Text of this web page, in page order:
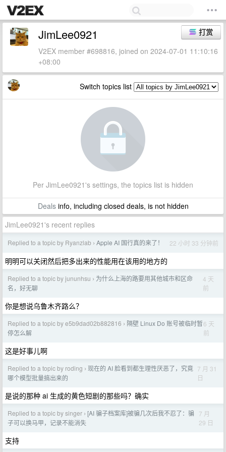
打赏
JimLee0921
V2EX member #698816, joined on 2024-07-01 11:10:16
+08:00
Switch topics list
Per JimLee0921's settings, the topics list is hidden
Dealsinfo, including closed deals, is not hidden
JimLee0921's recent replies
Replied to a topic by Ryanzlab › Apple AI 国行真的来了！ 22 小时 33 分钟前
明明可以关闭然后把多出来的性能用在该用的地方的
Replied to a topic by jununhsu › 为什么上海的路要用其他城市和区命
名，好无聊
4 天
前
你是想说乌鲁木齐路么？
Replied to a topic by e5b9dad02b882816 › 隔壁 Linux Do 账号被临时暂
停怎么解
6 天
前
这是好事儿啊
Replied to a topic by roding › 现在的 AI 脸看到都生理性厌恶了，究竟
哪个模型批量搞出来的
7 月 31
日
是说的那种 ai 生成的黄色短剧的那些吗？确实
Replied to a topic by singer › [AI 骗子档案库]被骗几次后我不忍了：骗
子可以换马甲，记录不能消失
7 月
29 日
支持